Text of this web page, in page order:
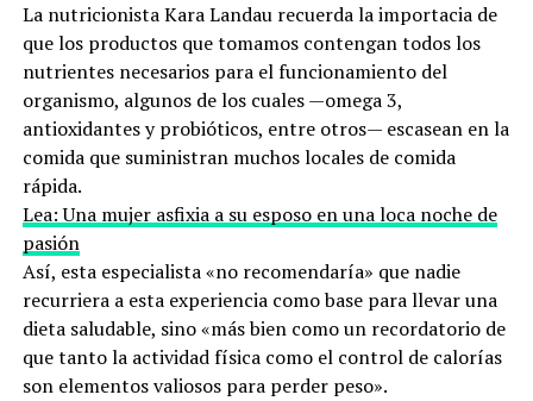
La nutricionista Kara Landau recuerda la importacia de
que los productos que tomamos contengan todos los
nutrientes necesarios para el funcionamiento del
organismo, algunos de los cuales —omega 3,
antioxidantes y probióticos, entre otros— escasean en la
comida que suministran muchos locales de comida
rápida.
Lea: Una mujer asfixia a su esposo en una loca noche de
pasión
Así, esta especialista «no recomendaría» que nadie
recurriera a esta experiencia como base para llevar una
dieta saludable, sino «más bien como un recordatorio de
que tanto la actividad física como el control de calorías
son elementos valiosos para perder peso».